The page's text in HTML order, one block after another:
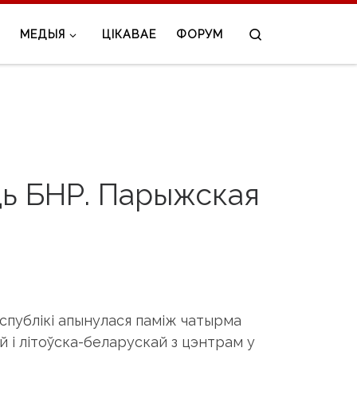
МЕДЫЯ ЦІКАВАЕ ФОРУМ
БНР. Парыжская
апынулася паміж чатырма
і літоўска-беларускай з цэнтрам у